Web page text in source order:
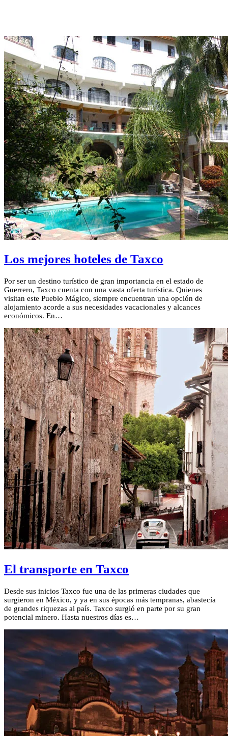
Los mejores hoteles de Taxco
Por ser un destino turístico de gran importancia en el estado de
Guerrero, Taxco cuenta con una vasta oferta turística. Quienes
visitan este Pueblo Mágico, siempre encuentran una opción de
alojamiento acorde a sus necesidades vacacionales y alcances
económicos. En…
El transporte en Taxco
Desde sus inicios Taxco fue una de las primeras ciudades que
surgieron en México, y ya en sus épocas más tempranas, abastecía
de grandes riquezas al país. Taxco surgió en parte por su gran
potencial minero. Hasta nuestros días es…